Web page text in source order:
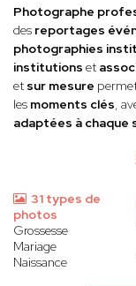
Photographe
des reportages
photographies
institutions et
et sur mesure
les moments clés,
adaptées à chaque
31 types de
photos
Grossesse
Mariage
Naissance